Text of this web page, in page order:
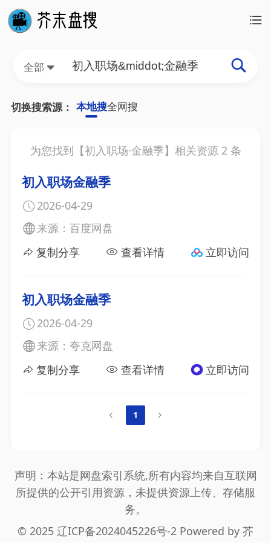
全部
切换搜索源： 本地搜全网搜
为您找到【初入职场·金融季】相关资源2 条
初入职场金融季
2026-04-29
来源：百度网盘
复制分享
查看详情 立即访问
初入职场金融季
2026-04-29
来源：夸克网盘
复制分享
查看详情 立即访问
1
声明：本站是网盘索引系统,所有内容均来自互联网
所提供的公开引用资源，未提供资源上传、存储服
务。
© 2025 辽ICP备2024045226号-2 Powered by 芥